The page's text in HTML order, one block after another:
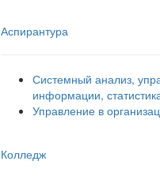
Аспирантура
Системный анализ,
информации,
Управление в
Колледж